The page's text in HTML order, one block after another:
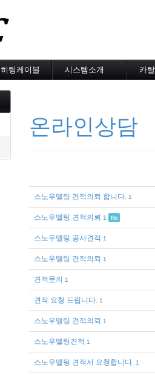
히팅케이블
지붕융설
시스템소개
동파방지
소화배관투입형
카
온라인상담
스노우멜팅 견적의뢰 합니다. 1
스노우멜팅 견적의뢰 1 file
스노우멜팅 공사견적 1
스노우멜팅 견적의뢰 1
견적문의 1
견적 요청 드립니다. 1
스노우멜팅 견적의뢰 1
스노우멜팅견적 1
스노우멜팅 견적서 요청합니다. 1